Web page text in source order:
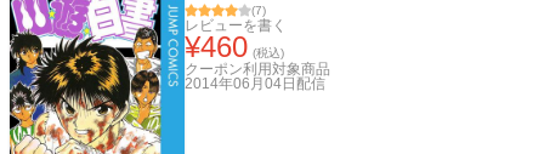
(7)
レビューを書く
¥460 (税込)
クーポン利用対象商品
2014年06月04日 配信